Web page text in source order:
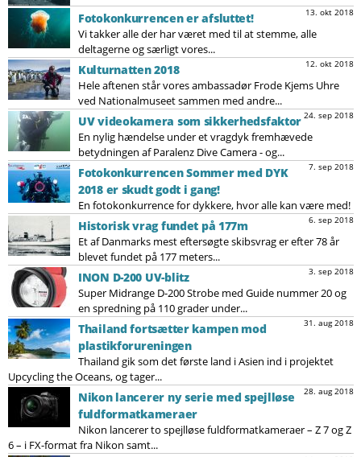
13. okt 2018
Fotokonkurrencen er afsluttet!
Vi takker alle der har været med til at stemme, alle
deltagerne og særligt vores...
12. okt 2018
Kulturnatten 2018
Hele aftenen står vores ambassadør Frode Kjems Uhre
ved Nationalmuseet sammen med andre...
24. sep 2018
UV videokamera som sikkerhedsfaktor
En nylig hændelse under et vragdyk fremhævede
betydningen af ​​Paralenz Dive Camera - og...
7. sep 2018
Fotokonkurrencen Sommer med DYK
2018 er skudt godt i gang!
En fotokonkurrence for dykkere, hvor alle kan være med!
6. sep 2018
Historisk vrag fundet på 177m
Et af Danmarks mest eftersøgte skibsvrag er efter 78 år
blevet fundet på 177 meters...
3. sep 2018
INON D-200 UV-blitz
Super Midrange D-200 Strobe med Guide nummer 20 og
en spredning på 110 grader under...
31. aug 2018
Thailand fortsætter kampen mod
plastikforureningen
Thailand gik som det første land i Asien ind i projektet
Upcycling the Oceans, og tager...
28. aug 2018
Nikon lancerer ny serie med spejlløse
fuldformatkameraer
Nikon lancerer to spejlløse fuldformatkameraer – Z 7 og Z
6 – i FX-format fra Nikon samt...